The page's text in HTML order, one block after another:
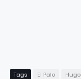
Tags El Palo Hugo